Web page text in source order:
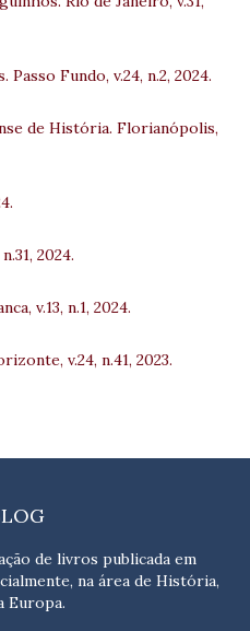
Fundo, v.24, n.2, 2024.
de História. Florianópolis,
2024.
v.13, n.1, 2024.
v.24, n.41, 2023.
de livros publicada em
na área de História,
Europa.